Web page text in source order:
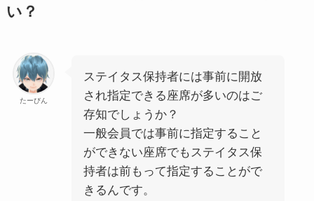
い？
たーびん
ステイタス保持者には事前に開放
され指定できる座席が多いのはご
存知でしょうか？
一般会員では事前に指定すること
ができない座席でもステイタス保
持者は前もって指定することがで
きるんです。